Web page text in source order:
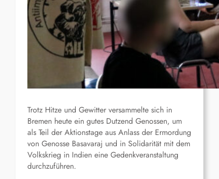
Trotz Hitze und Gewitter versammelte sich in
Bremen heute ein gutes Dutzend Genossen, um
als Teil der Aktionstage aus Anlass der Ermordung
von Genosse Basavaraj und in Solidarität mit dem
Volkskrieg in Indien eine Gedenkveranstaltung
durchzuführen.